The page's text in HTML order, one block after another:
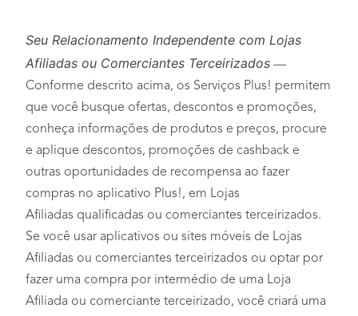
Seu Relacionamento Independente com Lojas
Afiliadas ou Comerciantes Terceirizados —
Conforme descrito acima, os Serviços Plus! permitem
que você busque ofertas, descontos e promoções,
conheça informações de produtos e preços, procure
e aplique descontos, promoções de cashback e
outras oportunidades de recompensa ao fazer
compras no aplicativo Plus!, em Lojas
Afiliadas qualificadas ou comerciantes terceirizados.
Se você usar aplicativos ou sites móveis de Lojas
Afiliadas ou comerciantes terceirizados ou optar por
fazer uma compra por intermédio de uma Loja
Afiliada ou comerciante terceirizado, você criará uma